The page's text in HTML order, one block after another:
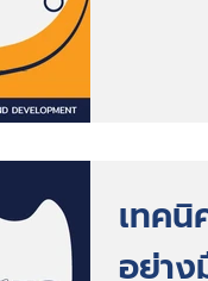
เทคนิ
อย่า